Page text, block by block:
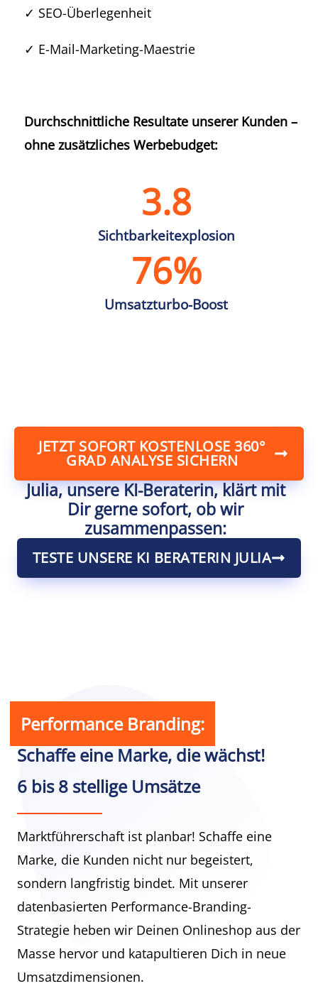
✓ SEO-Überlegenheit
✓ E-Mail-Marketing-Maestrie
Durchschnittliche Resultate unserer Kunden –
ohne zusätzliches Werbebudget:
Sichtbarkeitexplosion
3.8
Umsatzturbo-Boost
76%
JETZT SOFORT KOSTENLOSE 360°
GRAD ANALYSE SICHERN
Julia, unsere KI-Beraterin, klärt mit
Dir gerne sofort, ob wir
zusammenpassen:
TESTE UNSERE KI BERATERIN JULIA
Performance Branding:
Schaffe eine Marke, die wächst!
6 bis 8 stellige Umsätze
Marktführerschaft ist planbar! Schaffe eine
Marke, die Kunden nicht nur begeistert,
sondern langfristig bindet. Mit unserer
datenbasierten Performance-Branding-
Strategie heben wir Deinen Onlineshop aus der
Masse hervor und katapultieren Dich in neue
Umsatzdimensionen.